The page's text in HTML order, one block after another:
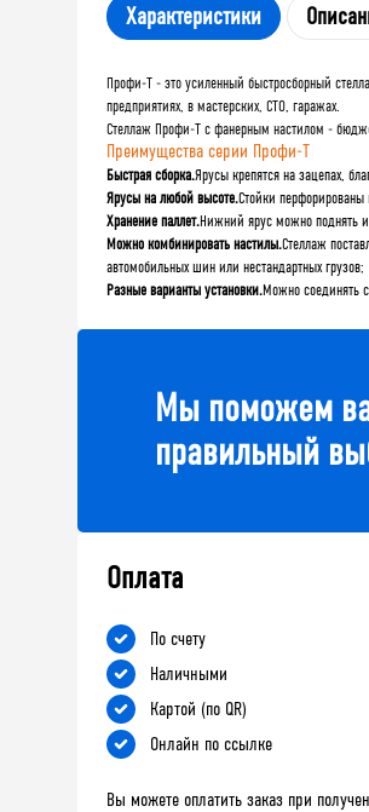
Характеристики
Профи-Т - это усиленный быстросборный
предприятиях, в мастерских, СТО, гаражах.
Стеллаж Профи-Т с фанерным настилом -
Преимущества серии Профи-Т
Быстрая сборка.Ярусы крепятся на зацепах,
Ярусы на любой высоте.Стойки перфорированы
Хранение паллет.Нижний ярус можно поднять и
Можно комбинировать настилы.Стеллаж
автомобильных шин или нестандартных грузов;
Разные варианты установки.Можно соединять
Мы поможем
правильный
Оплата
По счету
Наличными
Картой (по QR)
Онлайн по ссылке
Вы можете оплатить заказ при